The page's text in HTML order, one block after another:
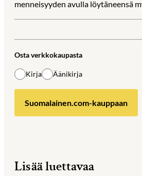
menneisyyden avulla löytäneensä
Osta verkkokaupasta
Kirja Äänikirja
Suomalainen.com-kauppaan
Lisää luettavaa